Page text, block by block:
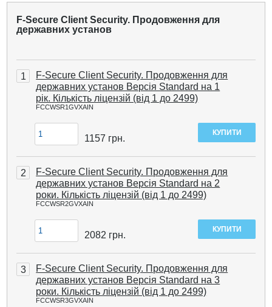
F-Secure Client Security. Продовження для
державних установ
1
F-Secure Client Security. Продовження для
державних установ Версія Standard на 1
рік. Кількість ліцензій (від 1 до 2499)
FCCWSR1GVXAIN
1157 грн.
2
F-Secure Client Security. Продовження для
державних установ Версія Standard на 2
роки. Кількість ліцензій (від 1 до 2499)
FCCWSR2GVXAIN
2082 грн.
3
F-Secure Client Security. Продовження для
державних установ Версія Standard на 3
роки. Кількість ліцензій (від 1 до 2499)
FCCWSR3GVXAIN